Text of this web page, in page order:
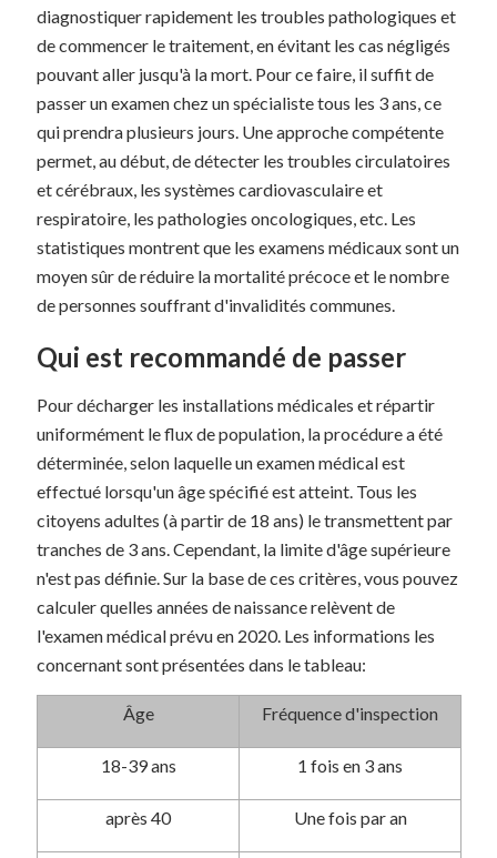
diagnostiquer rapidement les troubles pathologiques et
de commencer le traitement, en évitant les cas négligés
pouvant aller jusqu'à la mort. Pour ce faire, il suffit de
passer un examen chez un spécialiste tous les 3 ans, ce
qui prendra plusieurs jours. Une approche compétente
permet, au début, de détecter les troubles circulatoires
et cérébraux, les systèmes cardiovasculaire et
respiratoire, les pathologies oncologiques, etc. Les
statistiques montrent que les examens médicaux sont un
moyen sûr de réduire la mortalité précoce et le nombre
de personnes souffrant d'invalidités communes.
Qui est recommandé de passer
Pour décharger les installations médicales et répartir
uniformément le flux de population, la procédure a été
déterminée, selon laquelle un examen médical est
effectué lorsqu'un âge spécifié est atteint. Tous les
citoyens adultes (à partir de 18 ans) le transmettent par
tranches de 3 ans. Cependant, la limite d'âge supérieure
n'est pas définie. Sur la base de ces critères, vous pouvez
calculer quelles années de naissance relèvent de
l'examen médical prévu en 2020. Les informations les
concernant sont présentées dans le tableau:
Âge Fréquence d'inspection
18-39 ans 1 fois en 3 ans
après 40 Une fois par an